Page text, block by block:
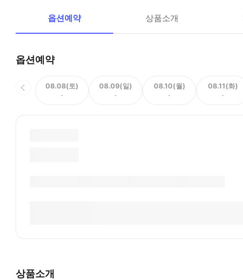
옵션예약 상품소개
옵션예약
08.08(토)
-
08.09(일)
-
08.10(월)
-
08.11(화)
-
상품소개